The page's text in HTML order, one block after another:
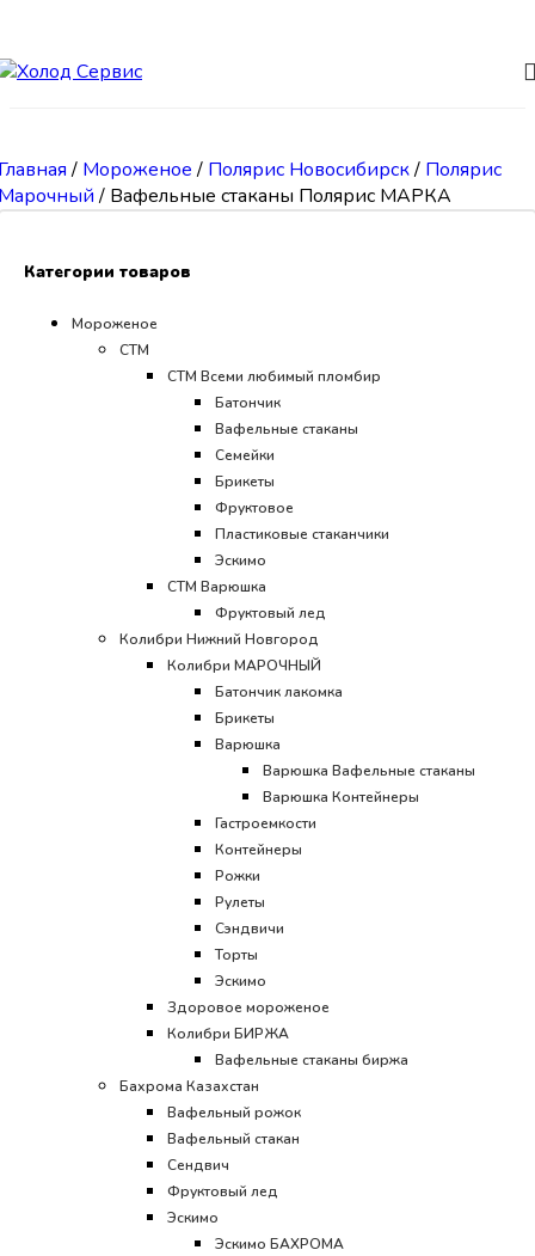
/ Мороженое/ Полярис Новосибирск/ Полярис
/ Вафельные стаканы Полярис МАРКА
Категории товаров
Мороженое
СТМ
CТМ Всеми любимый пломбир
Батончик
Вафельные стаканы
Семейки
Брикеты
Фруктовое
Пластиковые стаканчики
Эскимо
CТМ Варюшка
Фруктовый лед
Колибри Нижний Новгород
Колибри МАРОЧНЫЙ
Батончик лакомка
Брикеты
Варюшка
Варюшка Вафельные стаканы
Варюшка Контейнеры
Гастроемкости
Контейнеры
Рожки
Рулеты
Сэндвичи
Торты
Эскимо
Здоровое мороженое
Колибри БИРЖА
Вафельные стаканы биржа
Бахрома Казахстан
Вафельный рожок
Вафельный стакан
Сендвич
Фруктовый лед
Эскимо
Эскимо БАХРОМА